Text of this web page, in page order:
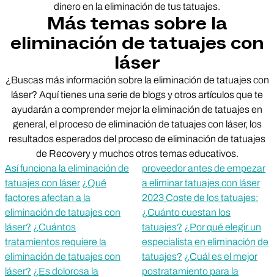
dinero en la eliminación de tus tatuajes.
Más temas sobre la
eliminación de tatuajes con
láser
¿Buscas más información sobre la eliminación de tatuajes con
láser? Aquí tienes una serie de blogs y otros artículos que te
ayudarán a comprender mejor la eliminación de tatuajes en
general, el proceso de eliminación de tatuajes con láser, los
resultados esperados del proceso de eliminación de tatuajes
de Recovery y muchos otros temas educativos.
Así funciona la eliminación de
tatuajes con láser ¿Qué
factores afectan a la
eliminación de tatuajes con
láser? ¿Cuántos
tratamientos requiere la
eliminación de tatuajes con
láser? ¿Es dolorosa la
proveedor antes de empezar
a eliminar tatuajes con láser
2023 Coste de los tatuajes:
¿Cuánto cuestan los
tatuajes? ¿Por qué elegir un
especialista en eliminación de
tatuajes? ¿Cuál es el mejor
postratamiento para la